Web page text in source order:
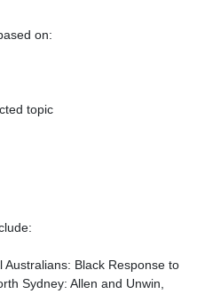
on:
topic
Australians: Black Response to
Sydney: Allen and Unwin,